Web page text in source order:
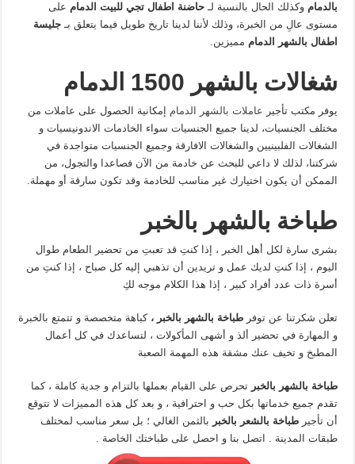
بالدماموكذلك الحال بالنسبة لـحاضنة اطفال تجي للبيت الدمام على
مستوى عالِ من الخبرة، وذلك لأننا لدينا تاريخ طويل فيما يتعلق بـجليسة
اطفال بالشهر الدمام مميزين.
شغالات بالشهر 1500 الدمام
يوفر مكتب تأجير عاملات بالشهر الدمام إمكانية الحصول على عاملات من
مختلف الجنسيات، لدينا جميع الجنسيات سواء الخادمات الاندونيسيات و
الشغالات الفلبينيين والشغالات الافارقة وجميع الجنسيات متواجدة في
شركتنا، لذلك لا داعي للبحث عن خادمة من الآن فصاعدا والتجول، من
الممكن أن يكون اختيارك غير مناسب للخادمة وقد تكون سارقة أو مهملة.
طباخة بالشهر بالخبر
بشرى سارة لكل أهل الخبر ، إذا كنتِ قد تعبتِ من تحضير الطعام طوال
اليوم ، إذا كنتِ لديك عمل و تريدين أن تذهبي إليه كل صباح ، إذا كنتِ من
أسرة ذات عدد أفراد كبير ، إذا هذا الكلام موجه لكِ
تعلن شكرتنا عن توفرطباخة بالشهر بالخبر ،كباهة متخصصة و تتمتع بالخبرة
و المهارة في تحضير ألذ و أشهى المأكولات ، لتساعدك في كل أعمال
المطبخ و تخيف عنك مشقة هذه المهمة الصعبة
طباخة بالشهر بالخبرتحرص على القيام بعملها بالتزام و جدية كاملة ، كما
تقدم جميع خدماتها بكل حب و احترافية ، و بعد كل هذه المميزات لا تتوقع
أن تأجيرطباخة بالشعر بالخبر بالثمن الغالي ؛ بل سعر مناسب لمختلف
طبقات المدينة . اتصل بنا و احصل على طباختك الخاصة .